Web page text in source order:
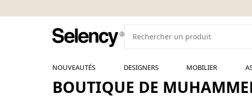
NOUVEAUTÉS DESIGNERS MOBILIER
BOUTIQUE DE